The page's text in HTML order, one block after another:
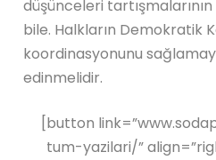
düşünceleri
bile. Halkların Demokratik
koordinasyonunu
edinmelidir.
[button
tum-yazilari/”